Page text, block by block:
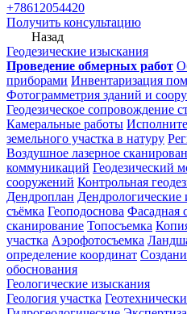
+78612054420
Получить консультацию
Назад
Геодезические изыскания
Проведение обмерных работ
приборами Инвентаризация
Фотограмметрия зданий и
Геодезическое сопровождение
Камеральные работы
земельного участка в натуру
Воздушное лазерное
коммуникаций Геодезический
сооружений Контрольная
Дендроплан Дендрологические
съёмка Геоподоснова Фасадная
сканирование Топосъемка
участка Аэрофотосъемка
определение координат
обоснования
Геологические изыскания
Геология участка